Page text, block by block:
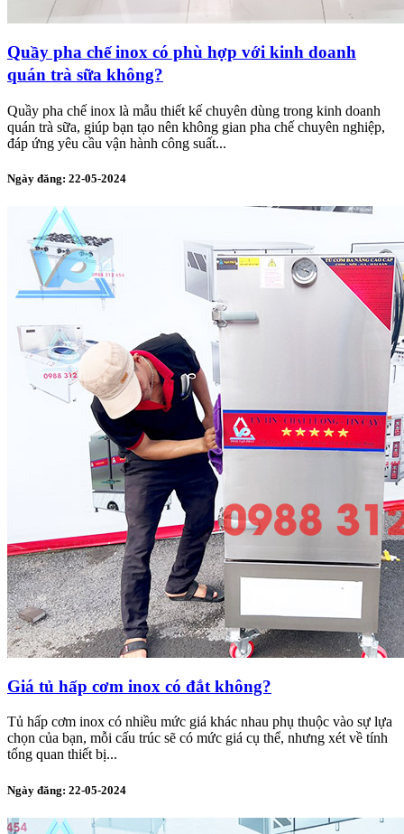
Quầy pha chế inox có phù hợp với kinh doanh
quán trà sữa không?
Quầy pha chế inox là mẫu thiết kế chuyên dùng trong kinh doanh
quán trà sữa, giúp bạn tạo nên không gian pha chế chuyên nghiệp,
đáp ứng yêu cầu vận hành công suất...
Ngày đăng: 22-05-2024
Giá tủ hấp cơm inox có đắt không?
Tủ hấp cơm inox có nhiều mức giá khác nhau phụ thuộc vào sự lựa
chọn của bạn, mỗi cấu trúc sẽ có mức giá cụ thể, nhưng xét về tính
tổng quan thiết bị...
Ngày đăng: 22-05-2024